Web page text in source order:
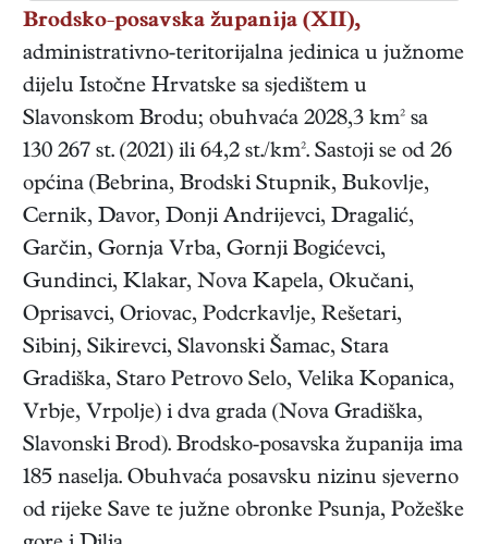
Brodsko-posavska županija (XII),
administrativno-teritorijalna jedinica u južnome
dijelu Istočne Hrvatske sa sjedištem u
Slavonskom Brodu; obuhvaća 2028,3 km² sa
130 267 st. (2021) ili 64,2 st./km². Sastoji se od 26
općina (Bebrina, Brodski Stupnik, Bukovlje,
Cernik, Davor, Donji Andrijevci, Dragalić,
Garčin, Gornja Vrba, Gornji Bogićevci,
Gundinci, Klakar, Nova Kapela, Okučani,
Oprisavci, Oriovac, Podcrkavlje, Rešetari,
Sibinj, Sikirevci, Slavonski Šamac, Stara
Gradiška, Staro Petrovo Selo, Velika Kopanica,
Vrbje, Vrpolje) i dva grada (Nova Gradiška,
Slavonski Brod). Brodsko-posavska županija ima
185 naselja. Obuhvaća posavsku nizinu sjeverno
od rijeke Save te južne obronke Psunja, Požeške